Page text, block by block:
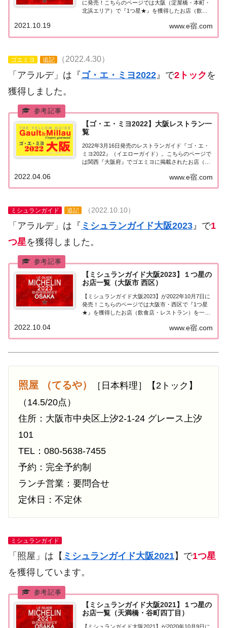
に発売！こちらのページでは大阪（淀屋橋・本町・
北浜エリア）で『1つ星★』を獲得したお店（飲食
ンガイド大阪2022『1つ星』ミシュランガイド大阪
2022「淀屋橋・本町・北浜エリア」...
www.e宿.com
2021.10.19
ゴエミヨ 追記 （2022.4.30）
「アラルデ」は『 ゴ・エ・ミヨ2022 』で2トック を
獲得しました。
【ゴ・エ・ミヨ2022】大阪レストラン一
覧
2022年3月16日発売のレストランガイド『ゴ・エ・
ミヨ2022』（イエローガイド）。こちらのページで
は関西『大阪府』でゴエミヨに掲載されたお店（飲
ゴエミヨ2022『大阪府』関西「大阪エリア」で
「ゴ・エ・ミヨ2022」に掲載されたお店...
www.e宿.com
2022.04.06
ミシュランガイド 追記 （2022.10.10）
「アラルデ」は『 ミシュランガイド大阪2023』で1
つ星を獲得しました。
【ミシュランガイド大阪2023】１つ星の
お店一覧（大阪市 西区）
【ミシュランガイド大阪2023】が2022年10月7日に
発売！こちらのページでは大阪市・西区で『1つ星
★』を獲得したお店（飲食店・レストラン）を一覧
星』ミシュランガイド大阪2023「大阪市 西区」で
「1つ星」を獲得したお店は8軒。...
www.e宿.com
2022.10.04
照屋 （てるや）
［日本料理］【2トック】
（14.5/20点）
住所：大阪市中央区上汐2-1-24 グレース上汐
101
TEL：080-5638-7455
予約：完全予約制
ランチ営業：要問合せ
定休日：不定休
ミシュランガイド
「照屋」は【 ミシュランガイド大阪2021】で1つ星
を獲得しています。
【ミシュランガイド大阪2021】１つ星の
お店一覧（天満橋・谷町四丁目）
【ミシュランガイド大阪2021】が2020年10月9日に